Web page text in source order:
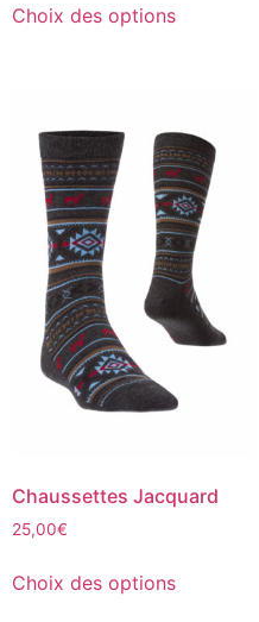
Choix des options
Chaussettes Jacquard
25,00€
Choix des options